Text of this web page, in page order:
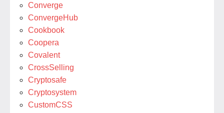
Converge
ConvergeHub
Cookbook
Coopera
Covalent
CrossSelling
Cryptosafe
Cryptosystem
CustomCSS